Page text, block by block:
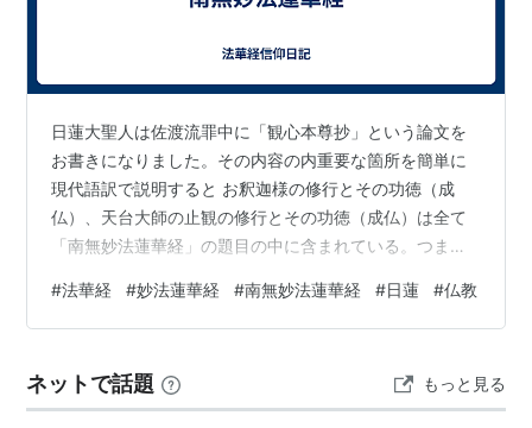
日蓮大聖人は佐渡流罪中に「観心本尊抄」という論文を
お書きになりました。その内容の内重要な箇所を簡単に
現代語訳で説明すると お釈迦様の修行とその功徳（成
仏）、天台大師の止観の修行とその功徳（成仏）は全て
「南無妙法蓮華経」の題目の中に含まれている。つまり
妙法蓮華経」こそがこの末法時代の法華経である。 とい
うことです。これはもちろんお釈迦様、天台大師がおっ
典、論文に書かれている訳ではなく、日蓮大聖人の 上行
菩薩の自覚からくる確信、発見発明、悟りです。 日蓮大
#法華経 #妙法蓮華経 #南無妙法蓮華経 #日蓮 #仏教
ネットで話題 もっと見る